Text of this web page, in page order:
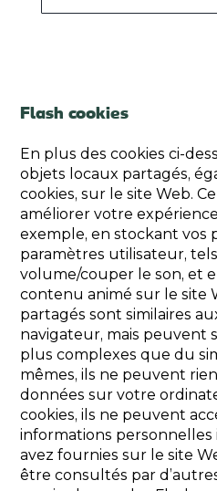
Flash cookies
En plus des cookies ci-
objets locaux partagés,
cookies, sur le site Web.
améliorer votre
exemple, en stockant vos
paramètres utilisateur,
volume/couper le son, et
contenu animé sur le site
partagés sont similaires
navigateur, mais peuvent
plus complexes que du
mêmes, ils ne peuvent
données sur votre
cookies, ils ne peuvent
informations
avez fournies sur le site
être consultés par